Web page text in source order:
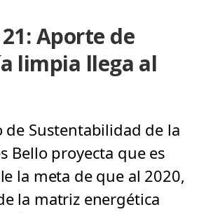
Aporte de
limpia llega al
de Sustentabilidad de la
Bello proyecta que es
la meta de que al 2020,
la matriz energética